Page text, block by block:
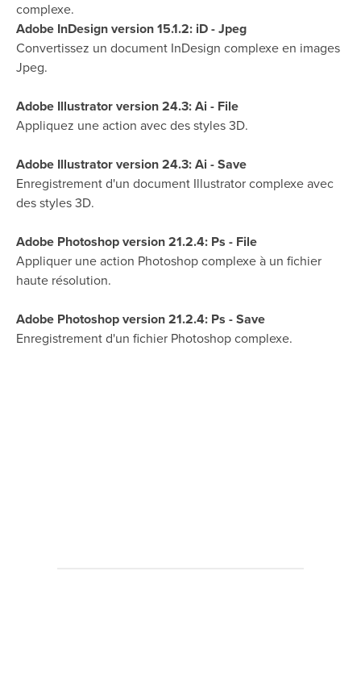
complexe.
Adobe InDesign version 15.1.2: iD - Jpeg
Convertissez un document InDesign complexe en images
Jpeg.
Adobe Illustrator version 24.3: Ai - File
Appliquez une action avec des styles 3D.
Adobe Illustrator version 24.3: Ai - Save
Enregistrement d'un document Illustrator complexe avec
des styles 3D.
Adobe Photoshop version 21.2.4: Ps - File
Appliquer une action Photoshop complexe à un fichier
haute résolution.
Adobe Photoshop version 21.2.4: Ps - Save
Enregistrement d'un fichier Photoshop complexe.